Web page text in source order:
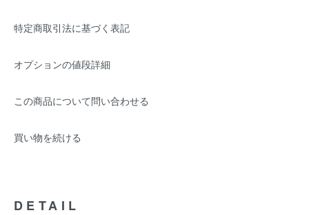
特定商取引法に基づく表記
オプションの値段詳細
この商品について問い合わせる
買い物を続ける
DETAIL